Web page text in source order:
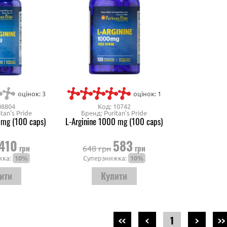
оцінок: 3
Pride
(100 caps)
грн
10%
оцінок: 1
Код: 10742
Бренд: Puritan's Pride
L-Arginine 1000 mg (100 caps)
648 грн 583 грн
Суперзнижка: 10%
<< < 1 > >>